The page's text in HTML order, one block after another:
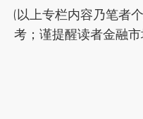
(以上专栏内容乃笔者
考；谨提醒读者金融